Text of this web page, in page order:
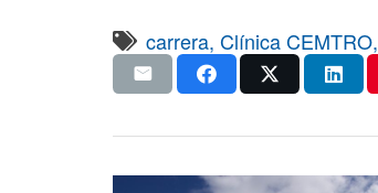
carrera,Clínica CEMTRO,